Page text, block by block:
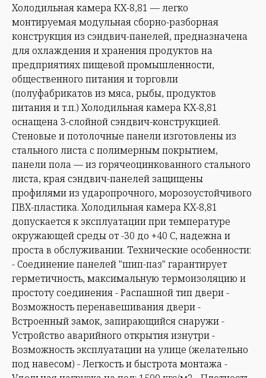
Холодильная камера КХ-8,81 — легко
монтируемая модульная сборно-разборная
конструкция из сэндвич-панелей, предназначена
для охлаждения и хранения продуктов на
предприятиях пищевой промышленности,
общественного питания и торговли
(полуфабрикатов из мяса, рыбы, продуктов
питания и т.п.) Холодильная камера КХ-8,81
оснащена 3-слойной сэндвич-конструкцией.
Стеновые и потолочные панели изготовлены из
стального листа с полимерным покрытием,
панели пола — из горячеоцинкованного стального
листа, края сэндвич-панелей защищены
профилями из ударопрочного, морозоустойчивого
ПВХ-пластика. Холодильная камера КХ-8,81
допускается к эксплуатации при температуре
окружающей среды от -30 до +40 С, надежна и
проста в обслуживании. Технические особенности:
- Соединение панелей "шип-паз" гарантирует
герметичность, максимальную термоизоляцию и
простоту соединения - Распашной тип двери -
Возможность перенавешивания двери -
Встроенный замок, запирающийся снаружи -
Устройство аварийного открытия изнутри -
Возможность эксплуатации на улице (желательно
под навесом) - Легкость и быстрота монтажа -